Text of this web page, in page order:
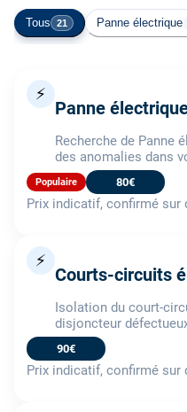
Tous 21 Panne électrique
⚡
Panne
Recherche de Panne
des anomalies dans
Populaire 80€
Prix indicatif, confirmé sur
⚡
Courts-circuits
Isolation du court-
disjoncteur
90€
Prix indicatif, confirmé sur